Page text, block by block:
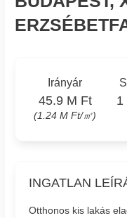
Irányár
45.9 M Ft
(1.24 M Ft/㎡)
1
INGATLAN
Otthonos kis lakás